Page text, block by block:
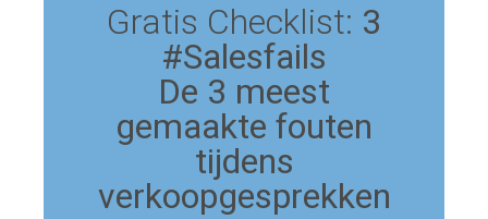
Gratis Checklist: 3
#Salesfails
De 3 meest
gemaakte fouten
tijdens
verkoopgesprekken